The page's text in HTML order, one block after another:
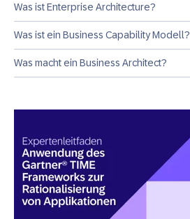
Was ist Enterprise Architecture?
Was ist ein Business Capability Modell?
Was macht ein Business Architect?